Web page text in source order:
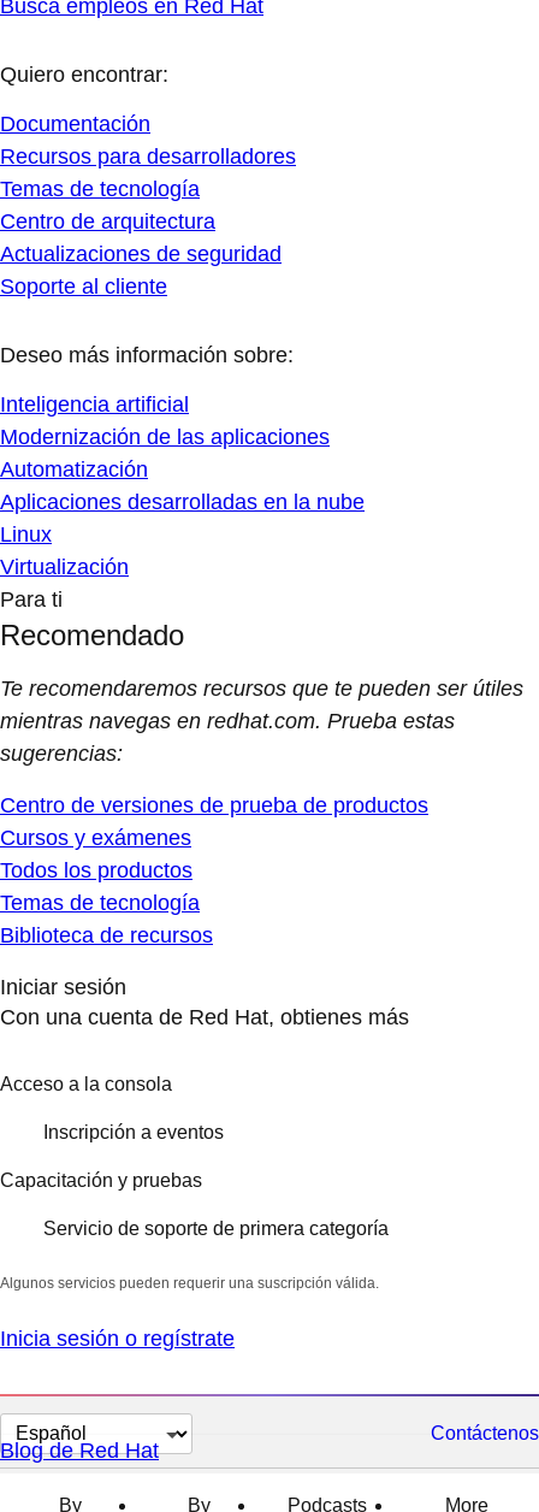
Busca empleos en Red Hat
Quiero encontrar:
Documentación
Recursos para desarrolladores
Temas de tecnología
Centro de arquitectura
Actualizaciones de seguridad
Soporte al cliente
Deseo más información sobre:
Inteligencia artificial
Modernización de las aplicaciones
Automatización
Aplicaciones desarrolladas en la nube
Linux
Virtualización
Para ti
Recomendado
Te recomendaremos recursos que te pueden ser útiles
mientras navegas en redhat.com. Prueba estas
sugerencias:
Centro de versiones de prueba de productos
Cursos y exámenes
Todos los productos
Temas de tecnología
Biblioteca de recursos
Iniciar sesión
Con una cuenta de Red Hat, obtienes más
Acceso a la consola
Inscripción a eventos
Capacitación y pruebas
Servicio de soporte de primera categoría
Algunos servicios pueden requerir una suscripción válida.
Inicia sesión o regístrate
Cambiar
el
idioma
Contáctenos
Blog de Red Hat
By
By
Podcasts
More